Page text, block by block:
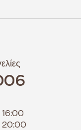
16:00
20:00